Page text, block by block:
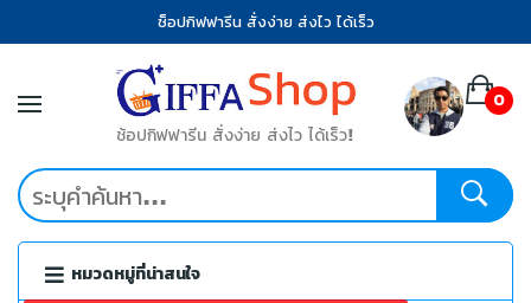
ช็อปกิฟฟารีน สั่งง่าย ส่งไว ได้เร็ว
ช้อปกิฟฟารีน สั่งง่าย ส่งไว ได้เร็ว!
0
หมวดหมู่ที่น่าสนใจ